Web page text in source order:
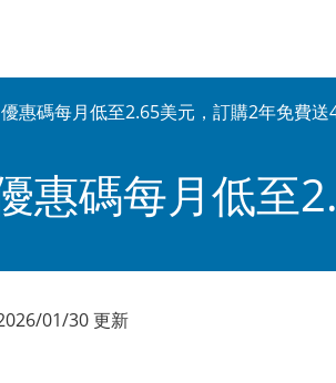
惠碼每月低至2.65美元，訂購2年免費送
惠碼每月低至
01/30 更新